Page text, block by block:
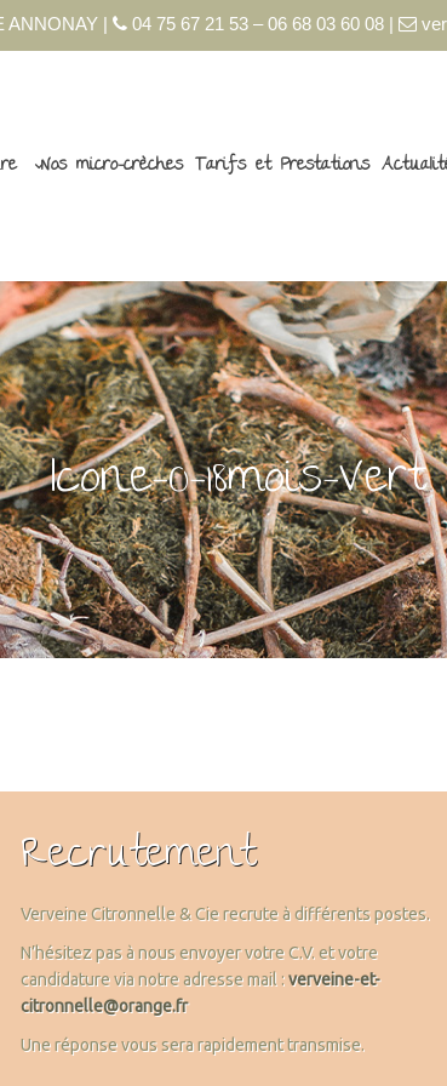
ANNONAY | 04 75 67 21 53 – 06 68 03 60 08 |
Nos micro-crèches Tarifs et Prestations
Icone-0-18mois-Vert
Recrutement
Verveine Citronnelle & Cie recrute à différents postes.
N’hésitez pas à nous envoyer votre C.V. et votre
candidature via notre adresse mail :verveine-et-
citronnelle@orange.fr
Une réponse vous sera rapidement transmise.